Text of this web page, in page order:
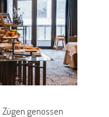
genossen